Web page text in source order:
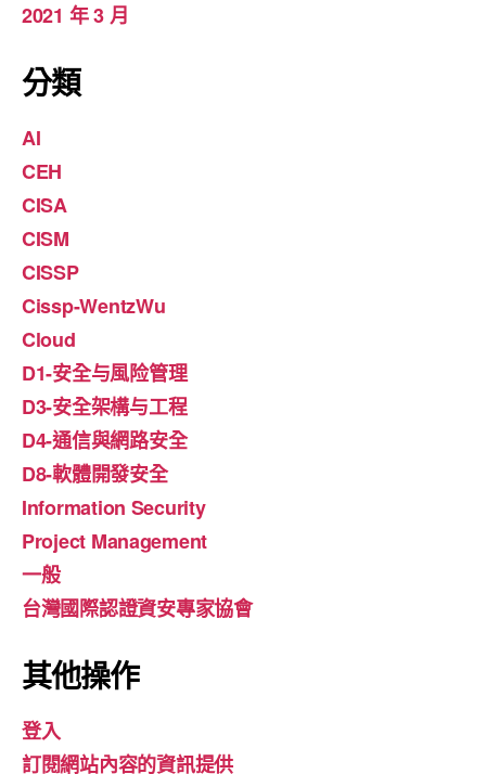
2021 年 3 月
分類
AI
CEH
CISA
CISM
CISSP
Cissp-WentzWu
Cloud
D1-安全与風险管理
D3-安全架構与工程
D4-通信與網路安全
D8-軟體開發安全
Information Security
Project Management
一般
台灣國際認證資安專家協會
其他操作
登入
訂閱網站內容的資訊提供